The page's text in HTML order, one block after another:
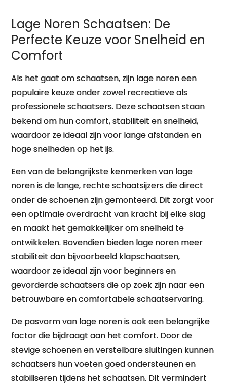
Lage Noren Schaatsen: De
Perfecte Keuze voor Snelheid en
Comfort
Als het gaat om schaatsen, zijn lage noren een
populaire keuze onder zowel recreatieve als
professionele schaatsers. Deze schaatsen staan
bekend om hun comfort, stabiliteit en snelheid,
waardoor ze ideaal zijn voor lange afstanden en
hoge snelheden op het ijs.
Een van de belangrijkste kenmerken van lage
noren is de lange, rechte schaatsijzers die direct
onder de schoenen zijn gemonteerd. Dit zorgt voor
een optimale overdracht van kracht bij elke slag
en maakt het gemakkelijker om snelheid te
ontwikkelen. Bovendien bieden lage noren meer
stabiliteit dan bijvoorbeeld klapschaatsen,
waardoor ze ideaal zijn voor beginners en
gevorderde schaatsers die op zoek zijn naar een
betrouwbare en comfortabele schaatservaring.
De pasvorm van lage noren is ook een belangrijke
factor die bijdraagt aan het comfort. Door de
stevige schoenen en verstelbare sluitingen kunnen
schaatsers hun voeten goed ondersteunen en
stabiliseren tijdens het schaatsen. Dit vermindert